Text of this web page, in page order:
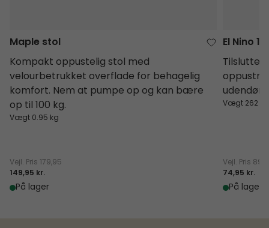
Maple stol
Kompakt oppustelig stol med
velourbetrukket overflade for behagelig
komfort. Nem at pumpe op og kan bære
op til 100 kg.
Vægt 0.95 kg
Vejl. Pris 179,95
149,95 kr.
På lager
El Nino
Tilsluttes
Vægt 262 g
Vejl. Pris
74,95 kr.
På lager